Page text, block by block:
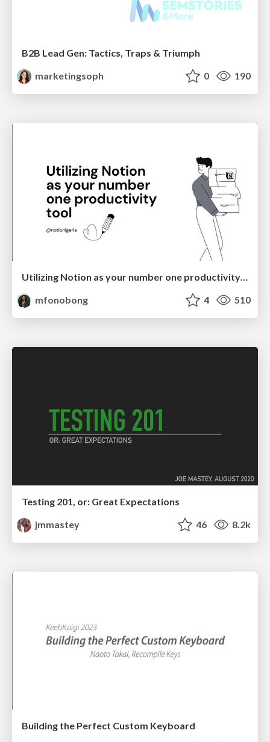
B2B Lead Gen: Tactics, Traps & Triumph
marketingsoph
0 190
Utilizing Notion as your number one productivity tool
mfonobong
4 510
Testing 201, or: Great Expectations
jmmastey
46 8.2k
Building the Perfect Custom Keyboard